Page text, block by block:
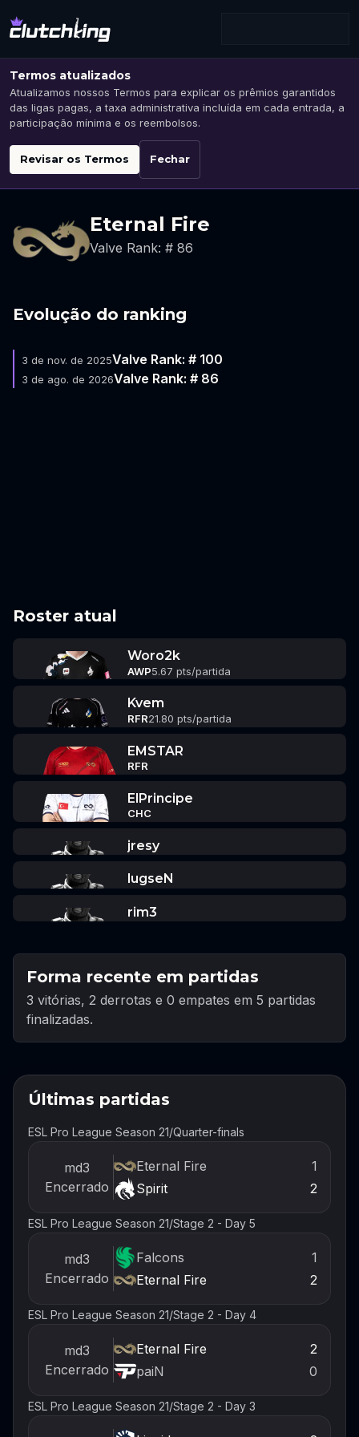
Termos atualizados
Atualizamos nossos Termos para explicar os prêmios garantidos
das ligas pagas, a taxa administrativa incluída em cada entrada, a
participação mínima e os reembolsos.
Revisar os Termos Fechar
Eternal Fire
Valve Rank: # 86
Evolução do ranking
3 de nov. de 2025Valve Rank: # 100
3 de ago. de 2026Valve Rank: # 86
Roster atual
Woro2k
AWP5.67 pts/partida
Kvem
RFR21.80 pts/partida
EMSTAR
RFR
ElPrincipe
CHC
jresy
lugseN
rim3
Forma recente em partidas
3 vitórias, 2 derrotas e 0 empates em 5 partidas
finalizadas.
Últimas partidas
ESL Pro League Season 21/Quarter-finals
md3
Encerrado
Eternal Fire
1
Spirit
2
ESL Pro League Season 21/Stage 2 - Day 5
md3
Encerrado
Falcons
1
Eternal Fire
2
ESL Pro League Season 21/Stage 2 - Day 4
md3
Encerrado
Eternal Fire
2
paiN
0
ESL Pro League Season 21/Stage 2 - Day 3